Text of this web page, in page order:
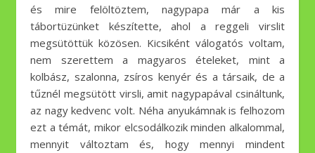
és mire felöltöztem, nagypapa már a kis
tábortüzünket készítette, ahol a reggeli virslit
megsütöttük közösen. Kicsiként válogatós voltam,
nem szerettem a magyaros ételeket, mint a
kolbász, szalonna, zsíros kenyér és a társaik, de a
tűznél megsütött virsli, amit nagypapával csináltunk,
az nagy kedvenc volt. Néha anyukámnak is felhozom
ezt a témát, mikor elcsodálkozik minden alkalommal,
mennyit változtam és, hogy mennyi mindent